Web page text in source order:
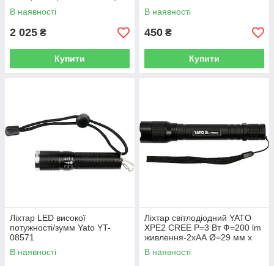
РУЧОЮ, ЗАРЯДНЕ USB YT-
08579
В наявності
2 025 ₴
Купити
В наявності
450 ₴
Купити
Ліхтар LED високої
потужності/зумм Yato YT-
08571
В наявності
Ліхтар світлодіодний YATO
XPE2 CREE Р=3 Вт Ф=200 lm
живлення-2хАА Ø=29 мм x
160 мм YT-08565
В наявності